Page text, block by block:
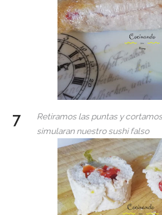
Retiramos las puntas y
simularan nuestro sushi falso